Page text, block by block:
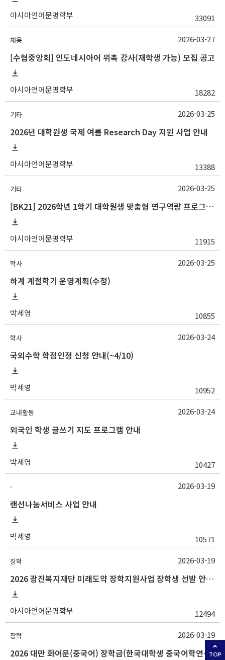
아시아언어문명학부 33091
채용
[수협중앙회] 인도네시아어 위촉 강사(재학생 가능) 모집 공고
아시아언어문명학부 18282
2026-03-27
기타
2026년 대학원생 국제 여름 Research Day 지원 사업 안내
아시아언어문명학부 13388
2026-03-25
기타
[BK21] 2026학년 1학기 대학원생 맞춤형 연구역량 프로그램 안내
아시아언어문명학부 11915
2026-03-25
학사
하계 계절학기 운영계획(수정)
박세영 10855
2026-03-25
학사
국외수학 학점인정 신청 안내(~4/10)
박세영 10952
2026-03-24
교내활동
외국인 학생 글쓰기 지도 프로그램 안내
박세영 10427
2026-03-24
-
랜선나눔서비스 사업 안내
박세영 10571
2026-03-19
장학
2026 광진복지재단 미래도약 장학지원사업 장학생 선발 안내(~3/25 10:00)
아시아언어문명학부 12494
2026-03-19
장학
2026 대만 화어문(중국어) 장학금(한국대학생 중국어학연수 지원) 선발 안내
2026-03-19
TOP